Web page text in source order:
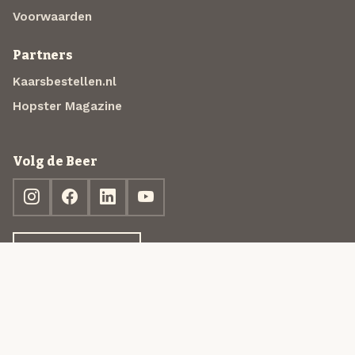
Voorwaarden
Partners
Kaarsbestellen.nl
Hopster Magazine
Volg de Beer